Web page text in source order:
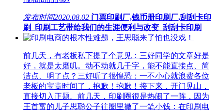
发布时间2020.08.02 门票印刷厂,钱币册印刷厂,刮刮卡印
刷_印刷工艺带给我们的生涯便利与改变_刮刮卡印刷
前几天，有老板私下提了个意见：三好同学的文章好是
好，就是太磨叽。动不动就几千字，能不能直接点、简
洁点、明了点？三好听了很惶恐：一不小心就浪费各位
老板的宝贵时间了，抱歉！抱歉！接下来，开门见山，
直接切入正题。前几天，印刷圈很是热闹了一阵，因为
王首富的儿子思聪公子往圈里撒了一笔小钱：在印刷电